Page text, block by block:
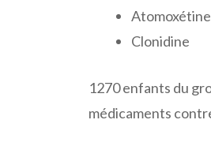
Atomoxétine
Clonidine
1270 enfants du
médicaments